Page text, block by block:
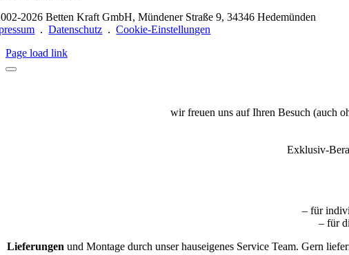
2026 Betten Kraft GmbH, Mündener Straße 9, 34346 Hedemünden
.Datenschutz .Cookie-Einstellungen
Page load link
wir freuen uns auf Ihren Besuch (auch
Exklusiv-
– für
– für
Lieferungen und Montage durch unser hauseigenes Service Team. Gern